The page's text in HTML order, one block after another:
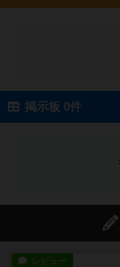
掲示板 0件
レビュー